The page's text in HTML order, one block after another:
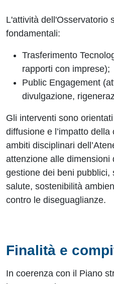
L'attività dell'Osservatorio
fondamentali:
Trasferimento
rapporti con imprese);
Public Engagement
divulgazione,
Gli interventi sono
diffusione e l’impatto
ambiti disciplinari
attenzione alle dimensioni
gestione dei beni pubblici,
salute, sostenibilità
contro le diseguaglianze.
Finalità e
In coerenza con il Piano